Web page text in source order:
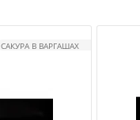
САКУРА В ВАРГАШАХ